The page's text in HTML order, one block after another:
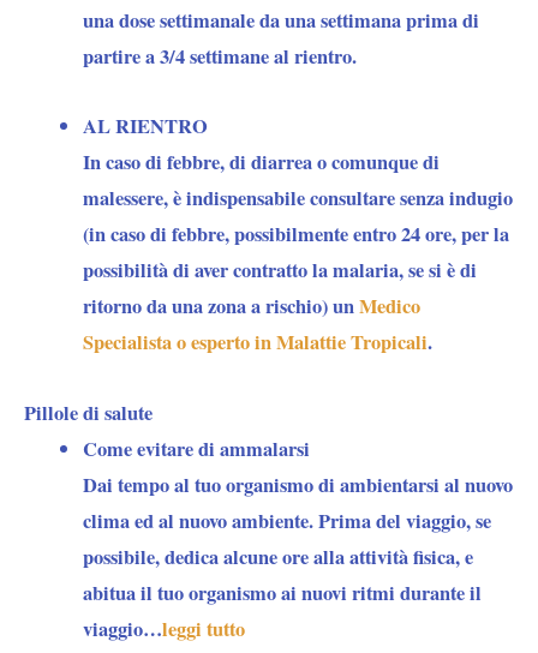
una dose settimanale da una settimana prima di
partire a 3/4 settimane al rientro.
AL RIENTRO
In caso di febbre, di diarrea o comunque di
malessere, è indispensabile consultare senza indugio
(in caso di febbre, possibilmente entro 24 ore, per la
possibilità di aver contratto la malaria, se si è di
ritorno da una zona a rischio) unMedico
Specialista o esperto in Malattie Tropicali.
Pillole di salute
Come evitare di ammalarsi
Dai tempo al tuo organismo di ambientarsi al nuovo
clima ed al nuovo ambiente. Prima del viaggio, se
possibile, dedica alcune ore alla attività fisica, e
abitua il tuo organismo ai nuovi ritmi durante il
viaggio…leggi tutto